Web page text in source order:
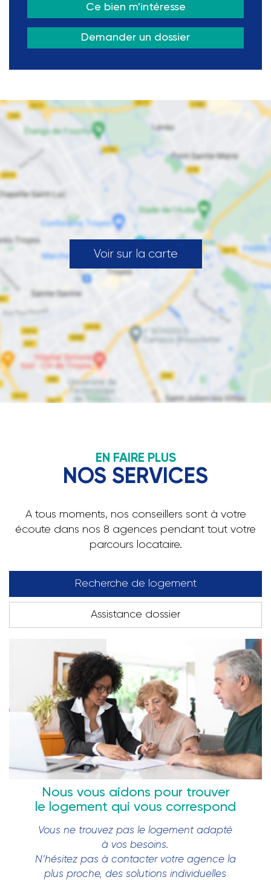
Ce bien m'intéresse
Demander un dossier
Voir sur la carte
EN FAIRE PLUS
NOS SERVICES
A tous moments, nos conseillers sont à votre
écoute dans nos 8 agences pendant tout votre
parcours locataire.
Recherche de logement
Assistance dossier
Nous vous aidons pour trouver
le logement qui vous correspond
Vous ne trouvez pas le logement adapté
à vos besoins.
N’hésitez pas à contacter votre agence la
plus proche, des solutions individuelles